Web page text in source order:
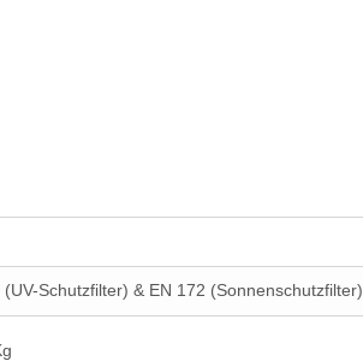
(UV-Schutzfilter) & EN 172 (Sonnenschutzfilter)